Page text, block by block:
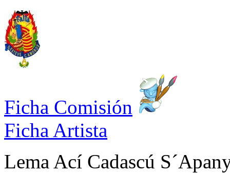
Ficha Comisión
Ficha Artista
Lema Ací Cadascú